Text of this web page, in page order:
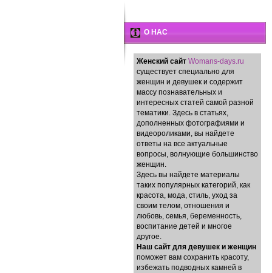
О НАС
Женский сайт Womans-days.ru
существует специально для
женщин и девушек и содержит
массу познавательных и
интересных статей самой разной
тематики. Здесь в статьях,
дополненных фотографиями и
видеороликами, вы найдете
ответы на все актуальные
вопросы, волнующие большинство
женщин.
Здесь вы найдете материалы
таких популярных категорий, как
красота, мода, стиль, уход за
своим телом, отношения и
любовь, семья, беременность,
воспитание детей и многое
другое.
Наш сайт для девушек и женщин
поможет вам сохранить красоту,
избежать подводных камней в